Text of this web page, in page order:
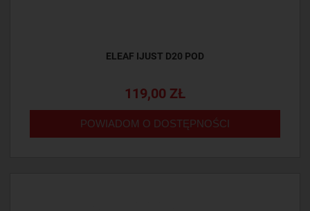
ELEAF IJUST D20 POD
119,00 ZŁ
POWIADOM O DOSTĘPNOŚCI